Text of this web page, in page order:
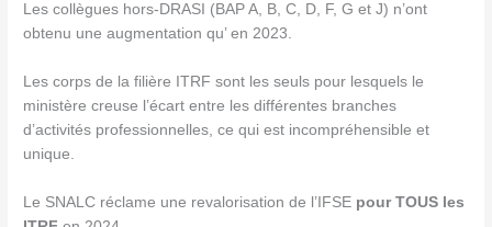
Les collègues hors-DRASI (BAP A, B, C, D, F, G et J) n’ont
obtenu une augmentation qu’ en 2023.
Les corps de la filière ITRF sont les seuls pour lesquels le
ministère creuse l’écart entre les différentes branches
d’activités professionnelles, ce qui est incompréhensible et
unique.
Le SNALC réclame une revalorisation de l’IFSE pour TOUS les